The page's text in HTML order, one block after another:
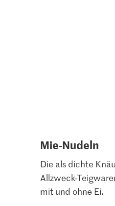
Mie-Nudeln
Die als dichte
Allzweck-
mit und ohne Ei.